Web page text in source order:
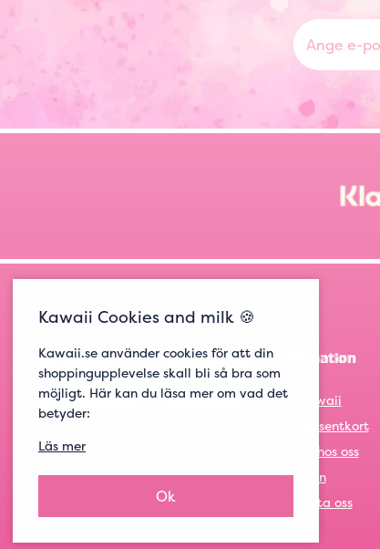
Information
Om Kawaii
Om presentkort
Jobba hos oss
Logga in
Kontakta oss
Kawaii Cookies and milk 🍪
Kawaii.se använder cookies för att din
shoppingupplevelse skall bli så bra som
möjligt. Här kan du läsa mer om vad det
betyder:
Läs mer
Ok